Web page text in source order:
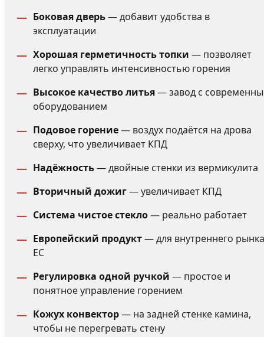
Боковая дверь— добавит удобства в
эксплуатации
Хорошая герметичность топки — позволяет
легко управлять интенсивностью горения
Высокое качество литья— завод с
оборудованием
Подовое горение— воздух подаётся на дрова
сверху, что увеличивает КПД
Надёжность— двойные стенки из вермикулита
Вторичный дожиг— увеличивает КПД
Система чистое стекло— реально работает
Европейский продукт— для внутреннего рынка
ЕС
Регулировка одной ручкой — простое и
понятное управление горением
Кожух конвектор— на задней стенке камина,
чтобы не перегревать стену